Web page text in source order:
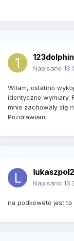
123dolphin
Napisano 13
Witam, ostatnio
identyczne wymiary.
mnie zachowały się
Pozdrawiam
Napisano 13
na podkoweto jest to